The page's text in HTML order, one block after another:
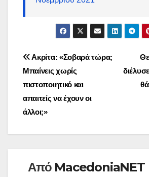
Πλοήγηση
άρθρων
Ακρίτα: «Σοβαρά τώρα;
Μπαίνεις χωρίς
πιστοποιητικό και
απαιτείς να έχουν οι
άλλοι;»
Από MacedoniaNET